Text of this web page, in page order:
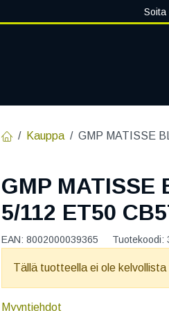
Soita
Kauppa GMP MATISSE
GMP MATISSE
5/112 ET50
EAN: 8002000039365 Tuotekoodi:
Tällä tuotteella ei ole
Myyntiehdot